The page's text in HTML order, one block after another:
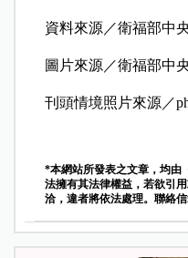
資料來源／衛福部中
圖片來源／衛福部中
刊頭情境照片來源／
*本網站所發表之文章，均由
法擁有其法律權益，若欲引
洽，違者將依法處理。聯絡信